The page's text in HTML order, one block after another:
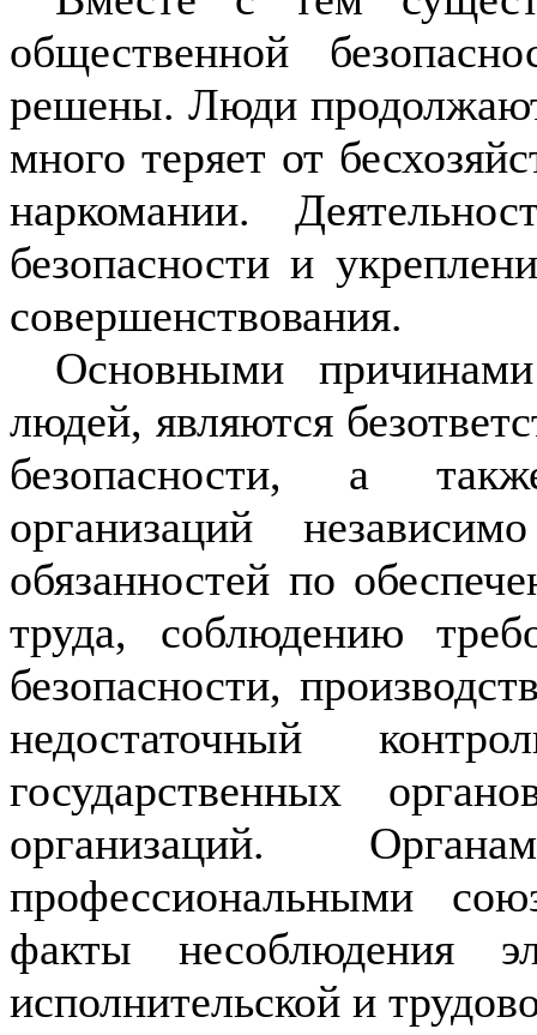
общественной
решены. Люди
много теряет от
наркомании.
безопасности и
совершенствования.
Основными
людей, являются
безопасности, а
организаций
обязанностей по
труда, соблюдению
безопасности,
недостаточный
государственных
организаций.
профессиональными
факты несоблюдения
исполнительской и